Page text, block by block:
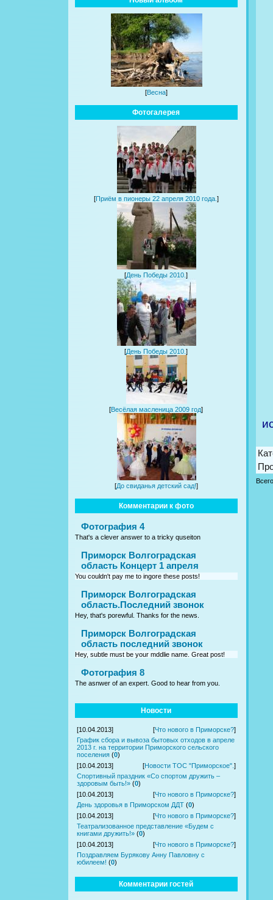
[Весна]
Фотогалерея
[Приём в пионеры 22 апреля 2010 года. ]
[День Победы 2010.]
[День Победы 2010.]
[Весёлая масленица 2009 год]
[До свиданья детский сад!]
Комментарии к фото
Фотография 4
That's a clever answer to a tricky quseiton
Приморск Волгоградская
область Концерт 1 апреля
You couldn't pay me to ingore these posts!
Приморск Волгоградская
область.Последний звонок
Hey, that's porewful. Thanks for the news.
Приморск Волгоградская
область последний звонок
Hey, subtle must be your mddlie name. Great post!
Фотография 8
The asnwer of an expert. Good to hear from you.
Новости
[10.04.2013] [Что нового в Приморске?]
График сбора и вывоза бытовых отходов в апреле
2013 г. на территории Приморского сельского
поселения (0)
[10.04.2013]
[Новости ТОС "Приморское". ]
Спортивный праздник «Со спортом дружить –
здоровым быть!» (0)
[10.04.2013]
[Что нового в Приморске?]
День здоровья в Приморском ДДТ (0)
[10.04.2013]
[Что нового в Приморске?]
Театрализованное представление «Будем с
книгами дружить!» (0)
[10.04.2013]
[Что нового в Приморске?]
Поздравляем Бурякову Анну Павловну с
юбилеем! (0)
Комментарии гостей